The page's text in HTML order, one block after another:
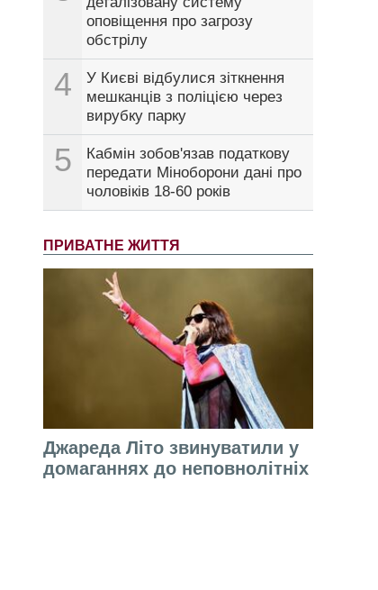
оповіщення про загрозу
обстрілу
4
У Києві відбулися зіткнення
мешканців з поліцією через
вирубку парку
5
Кабмін зобов'язав податкову
передати Міноборони дані про
чоловіків 18-60 років
ПРИВАТНЕ ЖИТТЯ
Джареда Літо звинуватили у
домаганнях до неповнолітніх